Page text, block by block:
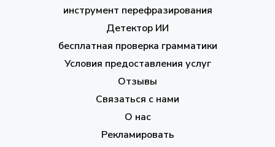
инструмент перефразирования
Детектор ИИ
бесплатная проверка грамматики
Условия предоставления услуг
Отзывы
Связаться с нами
О нас
Рекламировать